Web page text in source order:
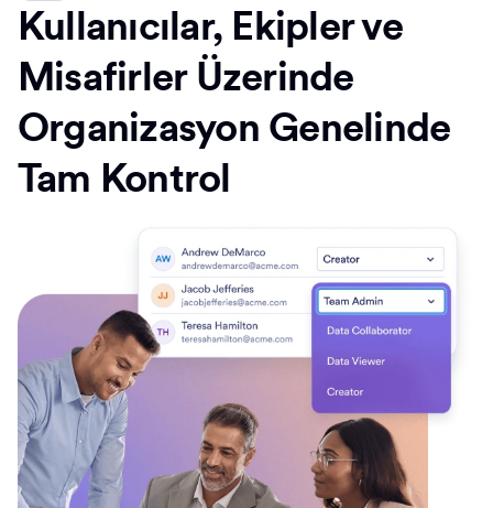
Kullanıcılar, Ekipler ve
Misafirler Üzerinde
Organizasyon Genelinde
Tam Kontrol